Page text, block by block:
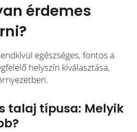
érdemes
egészséges, fontos a
helyszín kiválasztása,
talaj típusa: Melyik